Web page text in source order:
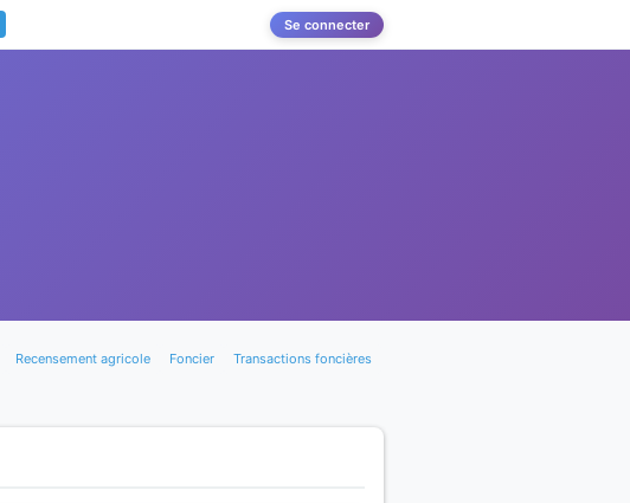
Se connecter
Recensement agricole Foncier
Transactions foncières